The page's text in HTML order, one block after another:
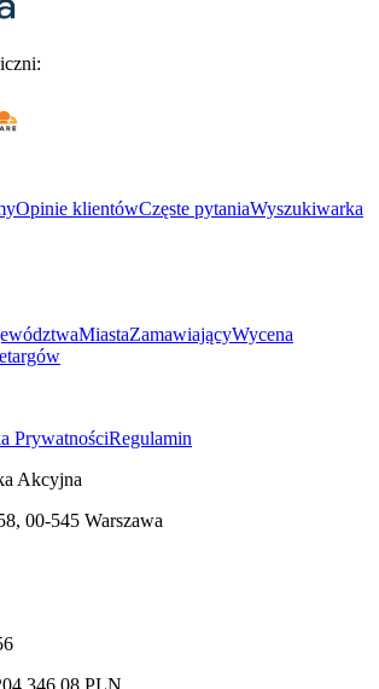
Opinie klientówCzęste pytaniaWyszukiwarka
MiastaZamawiającyWycena
PrywatnościRegulamin
Akcyjna
00-545 Warszawa